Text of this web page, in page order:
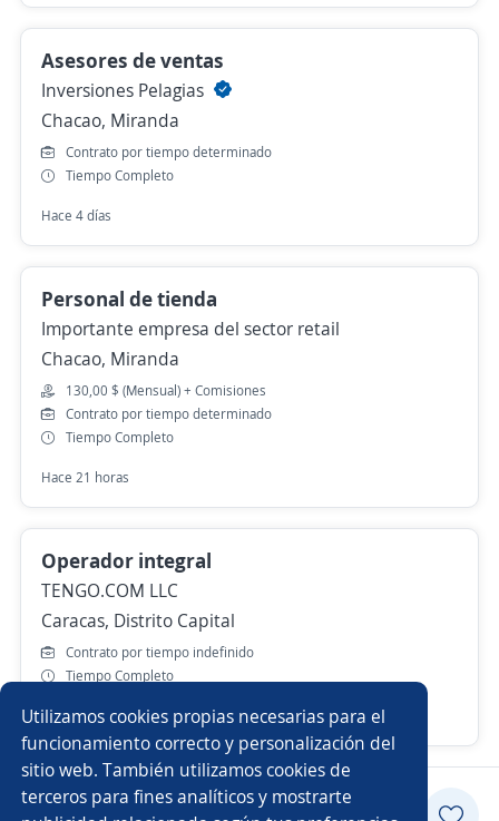
Utilizamos cookies propias necesarias para el
funcionamiento correcto y personalización del
sitio web. También utilizamos cookies de
terceros para fines analíticos y mostrarte
Asesores de ventas
Inversiones Pelagias
Chacao, Miranda
Contrato por tiempo determinado
Tiempo Completo
Hace 4 días
Personal de tienda
Importante empresa del sector retail
Chacao, Miranda
130,00 $ (Mensual) + Comisiones
Contrato por tiempo determinado
Tiempo Completo
Hace 21 horas
Operador integral
TENGO.COM LLC
Caracas, Distrito Capital
Contrato por tiempo indefinido
Tiempo Completo
Más de 30 días
Postularme